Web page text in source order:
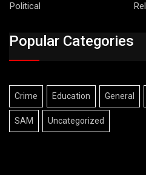
Political
Popular Categories
Crime Education General
SAM Uncategorized